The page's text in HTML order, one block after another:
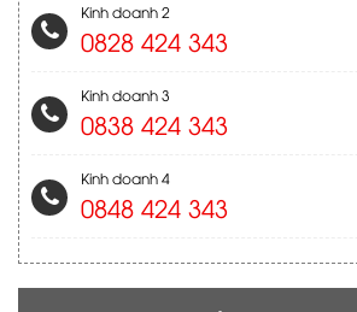
Kinh doanh 2
0828 424 343
Kinh doanh 3
0838 424 343
Kinh doanh 4
0848 424 343